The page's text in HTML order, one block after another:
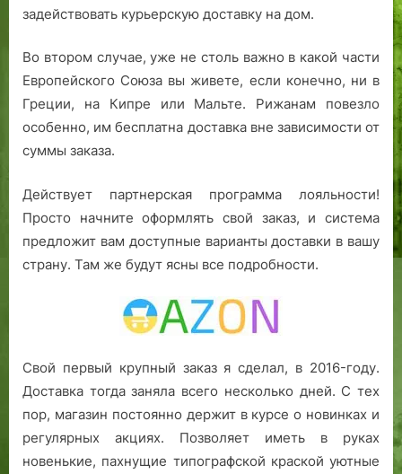
задействовать курьерскую доставку на дом.
Во втором случае, уже не столь важно в какой части
Европейского Союза вы живете, если конечно, ни в
Греции, на Кипре или Мальте. Рижанам повезло
особенно, им бесплатна доставка вне зависимости от
суммы заказа.
Действует партнерская программа лояльности!
Просто начните оформлять свой заказ, и система
предложит вам доступные варианты доставки в вашу
страну. Там же будут ясны все подробности.
Свой первый крупный заказ я сделал, в 2016-году.
Доставка тогда заняла всего несколько дней. С тех
пор, магазин постоянно держит в курсе о новинках и
регулярных акциях. Позволяет иметь в руках
новенькие, пахнущие типографской краской уютные